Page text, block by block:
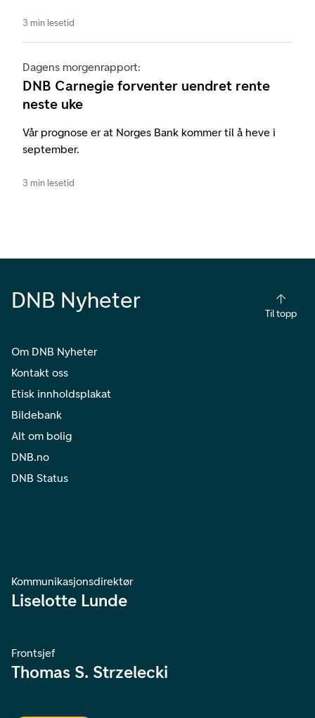
3 min lesetid
Dagens morgenrapport:
DNB Carnegie forventer uendret rente
neste uke
Vår prognose er at Norges Bank kommer til å heve i
september.
3 min lesetid
DNB Nyheter
Til topp
Om DNB Nyheter
Kontakt oss
Etisk innholdsplakat
Bildebank
Alt om bolig
DNB.no
DNB Status
Kommunikasjonsdirektør
Liselotte Lunde
Frontsjef
Thomas S. Strzelecki